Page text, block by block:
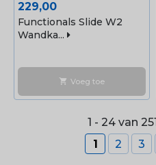
Prijs
229,00
Functionals Slide W2
Wandka...
shopping_cart Voeg toe
1 - 24 van
1
2 3